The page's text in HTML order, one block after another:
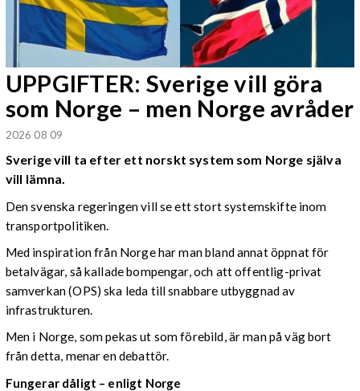
UPPGIFTER: Sverige vill göra
som Norge – men Norge avråder
2026 08 09
Sverige vill ta efter ett norskt system som Norge själva
vill lämna.
Den svenska regeringen vill se ett stort systemskifte inom
transportpolitiken.
Med inspiration från Norge har man bland annat öppnat för
betalvägar, så kallade bompengar, och att offentlig-privat
samverkan (OPS) ska leda till snabbare utbyggnad av
infrastrukturen.
Men i Norge, som pekas ut som förebild, är man på väg bort
från detta, menar en debattör.
Fungerar dåligt – enligt Norge